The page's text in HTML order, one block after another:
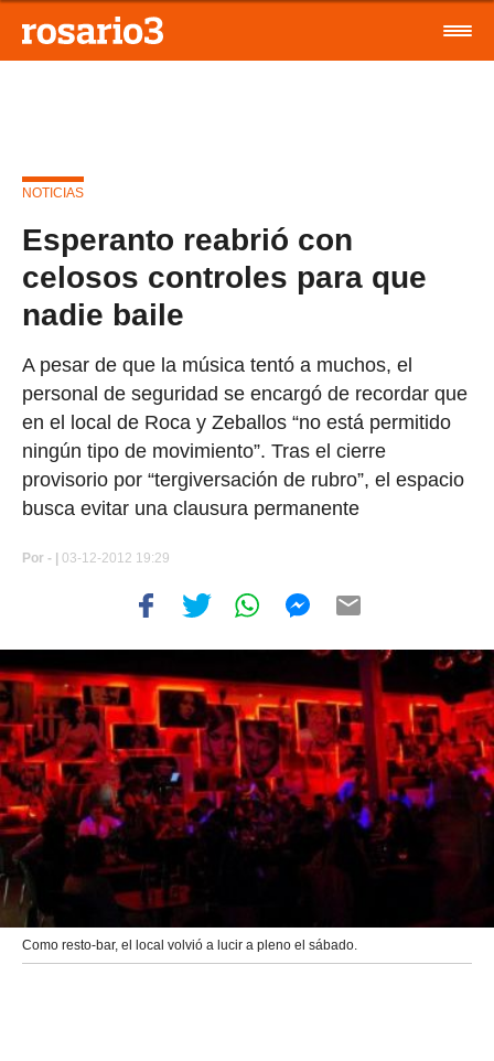
NOTICIAS
Esperanto reabrió con
celosos controles para que
nadie baile
A pesar de que la música tentó a muchos, el
personal de seguridad se encargó de recordar que
en el local de Roca y Zeballos “no está permitido
ningún tipo de movimiento”. Tras el cierre
provisorio por “tergiversación de rubro”, el espacio
busca evitar una clausura permanente
Por - | 03-12-2012 19:29
Como resto-bar, el local volvió a lucir a pleno el sábado.